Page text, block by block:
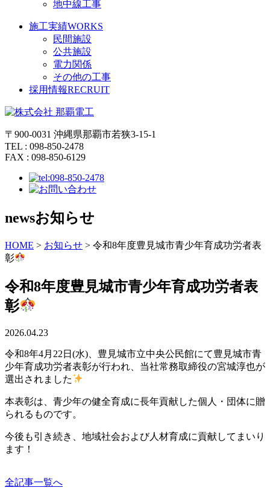
地中線工事
施工実績WORKS
民間施設
公共施設
電力関係
その他の工事
採用情報RECRUIT
〒900-0031 沖縄県那覇市若狭3-15-1
TEL : 098-850-2478
FAX : 098-850-6129
newsお知らせ
HOME > お知らせ > 令和8年度豊見城市青少年育成功労者表
彰
令和8年度豊見城市青少年育成功労者表
彰
2026.04.23
令和8年4月22日(水)、豊見城市立中央公民館にて豊見城市青
少年育成功労者表彰が行われ、当社常務取締役の宮城淳也が
選出されました
本表彰は、青少年の健全育成に長年貢献した個人・団体に贈
られるものです。
今後も引き続き、地域社会および人材育成に貢献してまいり
ます！
全記事一覧へ